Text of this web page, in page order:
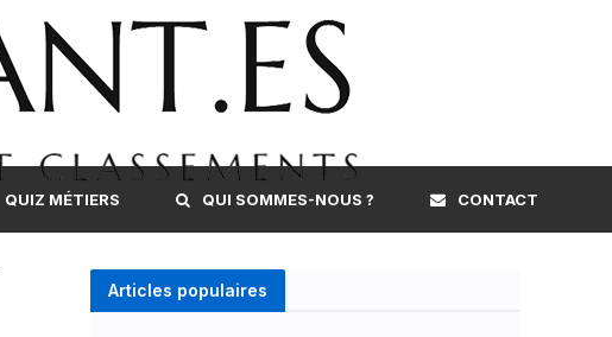
QUIZ MÉTIERS QUI SOMMES-NOUS ? CONTACT
Articles populaires